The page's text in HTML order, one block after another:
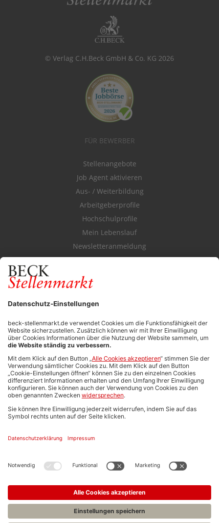
© Verlag C.H.Beck GmbH & Co. KG 2026
FÜR BEWERBER
Stellenangebote
Job Agent aktivieren
Aus- / Weiterbildung
Arbeitgeberprofile
Hochschulprofile
Mein Lebenslauf
Newsletteranmeldung
Durchsuchen Sie den Stellenkatalog
FÜR ARBEITGEBER
Stellenmarktpreise
Anzeigen-AGB
Media-Daten
Newsletteranmeldung
Produktübersicht
ALLGEMEIN
FAQs
Impressum
Stellenangebote C.H.BECK